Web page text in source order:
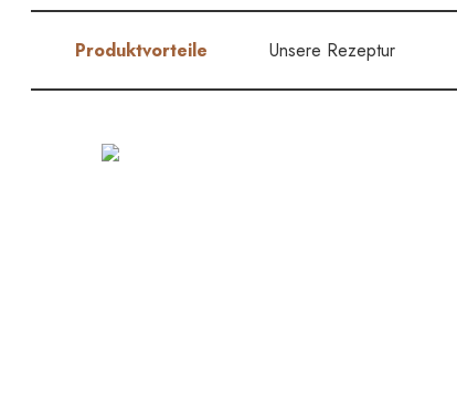
Produktvorteile Unsere Rezeptur